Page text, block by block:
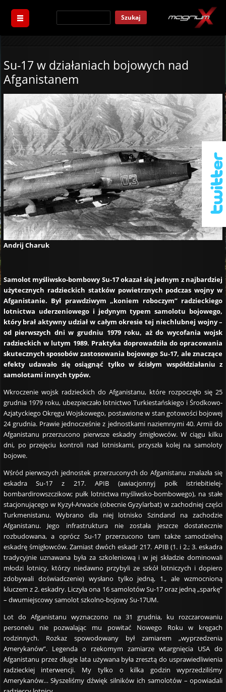
Szukaj
Su-17 w działaniach bojowych nad
Afganistanem
Andrij Charuk
Samolot myśliwsko-bombowy Su-17 okazał się jednym z najbardziej
użytecznych radzieckich statków powietrznych podczas wojny w
Afganistanie. Był prawdziwym „koniem roboczym” radzieckiego
lotnictwa uderzeniowego i jedynym typem samolotu bojowego,
który brał aktywny udział w całym okresie tej niechlubnej wojny –
od pierwszych dni w grudniu 1979 roku, aż do wycofania wojsk
radzieckich w lutym 1989. Praktyka doprowadziła do opracowania
skutecznych sposobów zastosowania bojowego Su-17, ale znaczące
efekty udawało się osiągnąć tylko w ścisłym współdziałaniu z
samolotami innych typów.
Wkroczenie wojsk radzieckich do Afganistanu, które rozpoczęło się 25
grudnia 1979 roku, ubezpieczało lotnictwo Turkiestańskiego i Środkowo-
Azjatyckiego Okręgu Wojskowego, postawione w stan gotowości bojowej
24 grudnia. Prawie jednocześnie z jednostkami naziemnymi 40. Armii do
Afganistanu przerzucono pierwsze eskadry śmigłowców. W ciągu kilku
dni, po przejęciu kontroli nad lotniskami, przyszła kolej na samoloty
bojowe.
Wśród pierwszych jednostek przerzuconych do Afganistanu znalazła się
eskadra Su-17 z 217. APIB (awiacjonnyj połk istriebitielej-
bombardirowszczikow; pułk lotnictwa myśliwsko-bombowego), na stałe
stacjonującego w Kyzył-Arwacie (obecnie Gyzylarbat) w zachodniej części
Turkmenistanu. Wybrano dla niej lotnisko Szindand na zachodzie
Afganistanu. Jego infrastruktura nie została jeszcze dostatecznie
rozbudowana, a oprócz Su-17 przerzucono tam także samodzielną
eskadrę śmigłowców. Zamiast dwóch eskadr 217. APIB (1. i 2.; 3. eskadra
tradycyjnie uznawana była za szkoleniową i w jej składzie dominowali
młodzi lotnicy, którzy niedawno przybyli ze szkół lotniczych i dopiero
zdobywali doświadczenie) wysłano tylko jedną, 1., ale wzmocnioną
kluczem z 2. eskadry. Liczyła ona 16 samolotów Su-17 oraz jedną „sparkę”
– dwumiejscowy samolot szkolno-bojowy Su-17UM.
Lot do Afganistanu wyznaczono na 31 grudnia, ku rozczarowaniu
personelu nie pozwalając mu powitać Nowego Roku w kręgach
rodzinnych. Rozkaz spowodowany był zamiarem „wyprzedzenia
Amerykanów”. Legenda o rzekomym zamiarze wtargnięcia USA do
Afganistanu przez długie lata używana była zresztą do usprawiedliwienia
radzieckiej interwencji. My tylko o kilka godzin wyprzedziliśmy
Amerykanów… Słyszeliśmy dźwięk silników ich samolotów – opowiadali